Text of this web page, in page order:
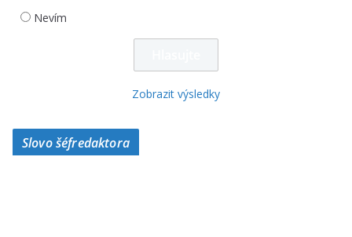
Nevím
Zobrazit výsledky
Slovo šéfredaktora